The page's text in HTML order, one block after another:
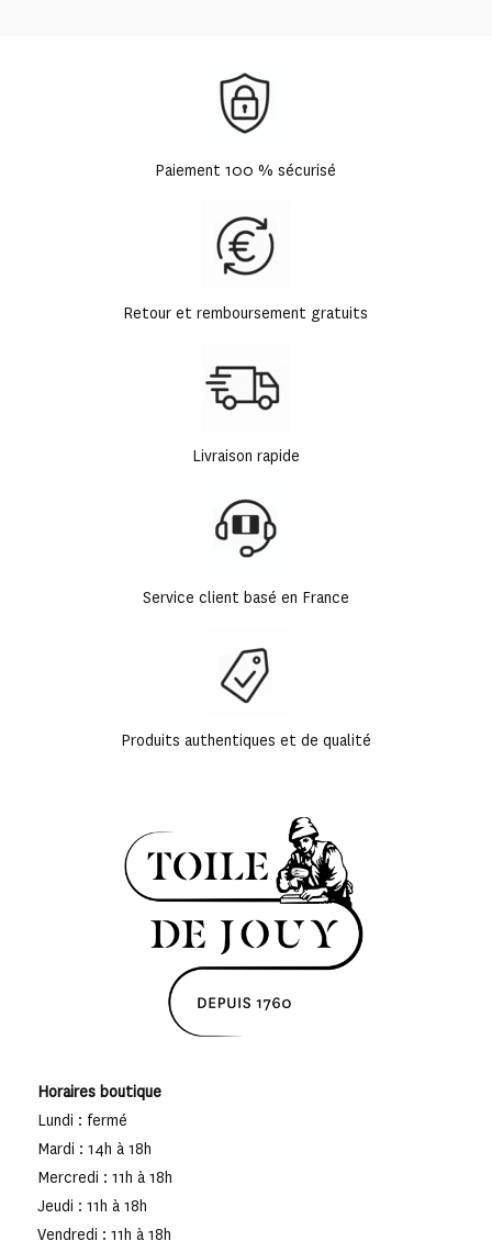
Paiement 100 % sécurisé
Retour et remboursement gratuits
Livraison rapide
Service client basé en France
Produits authentiques et de qualité
Horaires boutique
Lundi : fermé
Mardi : 14h à 18h
Mercredi : 11h à 18h
Jeudi : 11h à 18h
Vendredi : 11h à 18h